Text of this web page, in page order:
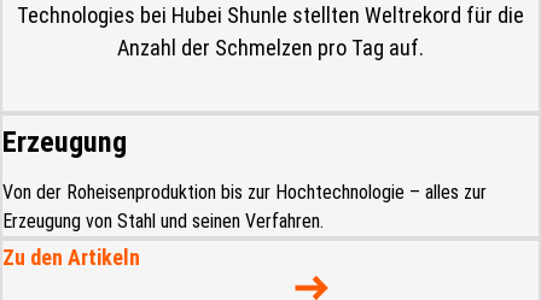
Erzeugung
Von der Roheisenproduktion bis zur Hochtechnologie – alles zur
Erzeugung von Stahl und seinen Verfahren.
Zu den Artikeln